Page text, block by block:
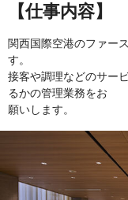
【仕事内容】
関西国際空港のファー
す。
接客や調理などのサー
るかの管理業務をお
願いします。